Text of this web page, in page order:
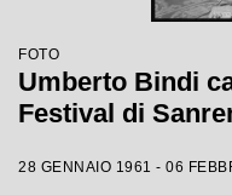
FOTO
Umberto Bindi
Festival di
28 GENNAIO 1961 - 06